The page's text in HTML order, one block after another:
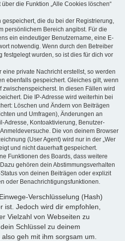
die Funktion „Alle Cookies löschen“
die du bei der Registrierung,
persönlichem Bereich angibst. Für die
ein eindeutiger Benutzername, eine E-
notwendig. Wenn durch den Betreiber
festgelegt wurden, so ist dies für dich vor
private Nachricht erstellst, so werden
ebenfalls gespeichert. Gleiches gilt, wenn
zwischenspeicherst. In diesen Fällen wird
Die IP-Adresse wird weiterhin bei
Löschen und Ändern von Beiträgen
und Umfragen), Änderungen an
Adresse, Kontoaktivierung, Benutzer-
Die von deinem Browser
(User Agent) wird nur in der „Wer
und nicht dauerhaft gespeichert.
Funktionen des Boards, dass weitere
gehören dein Abstimmungsverhalten
von deinen Beiträgen oder explizit
oder Benachrichtigungsfunktionen.
Verschlüsselung (Hash)
ist. Jedoch wird dir empfohlen,
Vielzahl von Webseiten zu
Schlüssel zu deinem
geh mit ihm sorgsam um.